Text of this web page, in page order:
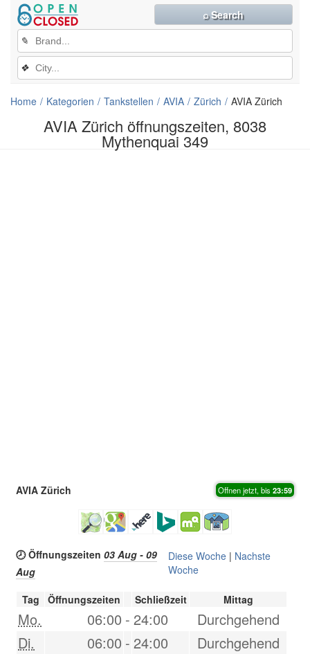
AVIA Zürich öffnungszeiten, 8038
Mythenquai 349
✎
❖
⌕ Search
Home Kategorien Tankstellen AVIA Zürich AVIA Zürich
AVIA Zürich Offnen jetzt, bis 23:59
🕗 Öffnungszeiten 03 Aug - 09
Aug
Diese Woche| Nachste
Woche
Tag Öffnungszeiten Schließzeit Mittag
Mo. 06:00 - 24:00
Durchgehend
Di.
06:00 - 24:00
Durchgehend